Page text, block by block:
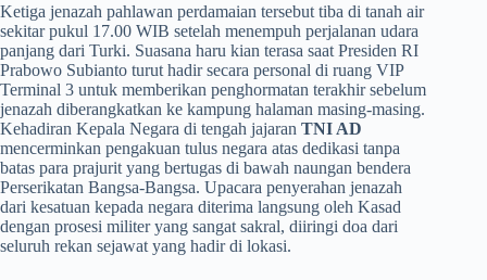
​Ketiga jenazah pahlawan perdamaian tersebut tiba di tanah air
sekitar pukul 17.00 WIB setelah menempuh perjalanan udara
panjang dari Turki. Suasana haru kian terasa saat Presiden RI
Prabowo Subianto turut hadir secara personal di ruang VIP
Terminal 3 untuk memberikan penghormatan terakhir sebelum
jenazah diberangkatkan ke kampung halaman masing-masing.
Kehadiran Kepala Negara di tengah jajaran TNI AD
mencerminkan pengakuan tulus negara atas dedikasi tanpa
batas para prajurit yang bertugas di bawah naungan bendera
Perserikatan Bangsa-Bangsa. Upacara penyerahan jenazah
dari kesatuan kepada negara diterima langsung oleh Kasad
dengan prosesi militer yang sangat sakral, diiringi doa dari
seluruh rekan sejawat yang hadir di lokasi.